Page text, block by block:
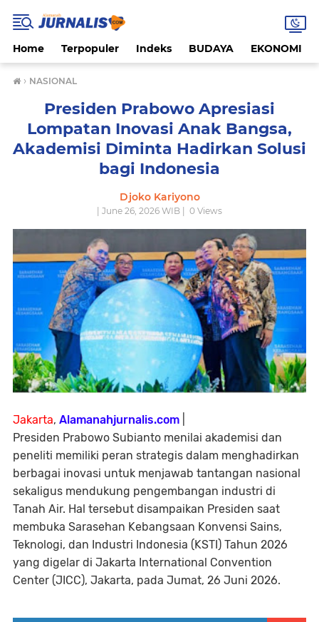
Home Terpopuler Indeks BUDAYA EKONOMI
› NASIONAL
Presiden Prabowo Apresiasi
Lompatan Inovasi Anak Bangsa,
Akademisi Diminta Hadirkan Solusi
bagi Indonesia
Djoko Kariyono
| June 26, 2026 WIB | 0 Views
Jakarta, Alamanahjurnalis.com
Presiden Prabowo Subianto menilai akademisi dan
peneliti memiliki peran strategis dalam menghadirkan
berbagai inovasi untuk menjawab tantangan nasional
sekaligus mendukung pengembangan industri di
Tanah Air. Hal tersebut disampaikan Presiden saat
membuka Sarasehan Kebangsaan Konvensi Sains,
Teknologi, dan Industri Indonesia (KSTI) Tahun 2026
yang digelar di Jakarta International Convention
Center (JICC), Jakarta, pada Jumat, 26 Juni 2026.